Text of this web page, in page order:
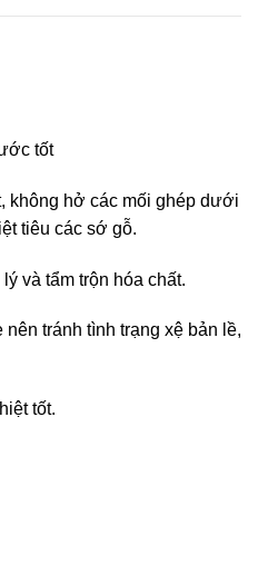
tốt
không hở các mối ghép dưới
tiêu các sớ gỗ.
và tẩm trộn hóa chất.
tránh tình trạng xệ bản lề,
tốt.